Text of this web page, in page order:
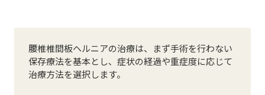
腰椎椎間板ヘルニアの治療は、まず手術を行わない
保存療法を基本とし、症状の経過や重症度に応じて
治療方法を選択します。